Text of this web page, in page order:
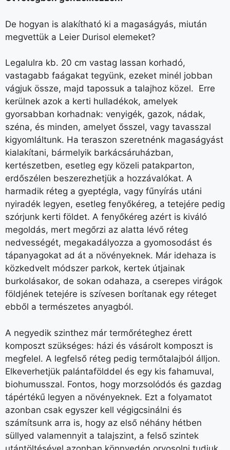
De hogyan is alakítható ki a magaságyás, miután
megvettük a Leier Durisol elemeket?
Legalulra kb. 20 cm vastag lassan korhadó,
vastagabb faágakat tegyünk, ezeket minél jobban
vágjuk össze, majd tapossuk a talajhoz közel. Erre
kerülnek azok a kerti hulladékok, amelyek
gyorsabban korhadnak: venyigék, gazok, nádak,
széna, és minden, amelyet ősszel, vagy tavasszal
kigyomláltunk. Ha teraszon szeretnénk magaságyást
kialakítani, bármelyik barkácsáruházban,
kertészetben, esetleg egy közeli patakparton,
erdőszélen beszerezhetjük a hozzávalókat. A
harmadik réteg a gyeptégla, vagy fűnyírás utáni
nyiradék legyen, esetleg fenyőkéreg, a tetejére pedig
szórjunk kerti földet. A fenyőkéreg azért is kiváló
megoldás, mert megőrzi az alatta lévő réteg
nedvességét, megakadályozza a gyomosodást és
tápanyagokat ad át a növényeknek. Már idehaza is
közkedvelt módszer parkok, kertek útjainak
burkolásakor, de sokan odahaza, a cserepes virágok
földjének tetejére is szívesen borítanak egy réteget
ebből a természetes anyagból.
A negyedik szinthez már termőréteghez érett
komposzt szükséges: házi és vásárolt komposzt is
megfelel. A legfelső réteg pedig termőtalajból álljon.
Elkeverhetjük palántafölddel és egy kis fahamuval,
biohumusszal. Fontos, hogy morzsolódós és gazdag
tápértékű legyen a növényeknek. Ezt a folyamatot
azonban csak egyszer kell végigcsinálni és
számítsunk arra is, hogy az első néhány hétben
süllyed valamennyit a talajszint, a felső szintek